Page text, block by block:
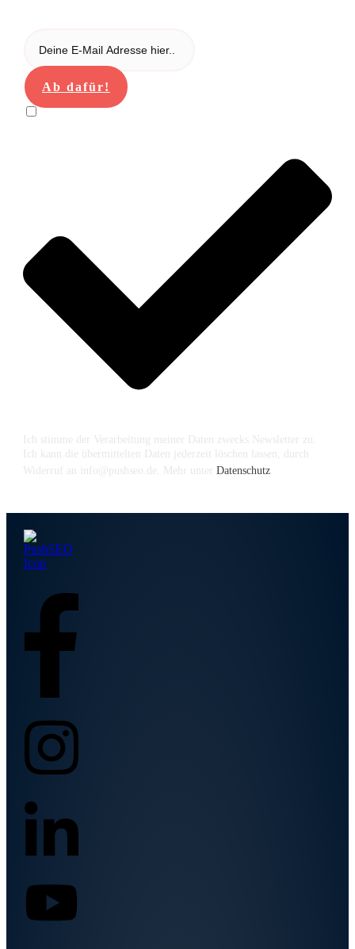
Ab dafür!
Ich stimme der Verarbeitung meiner Daten zwecks Newsletter zu.
Ich kann die übermittelten Daten jederzeit löschen lassen, durch
Widerruf an info@pushseo.de. Mehr unter Datenschutz